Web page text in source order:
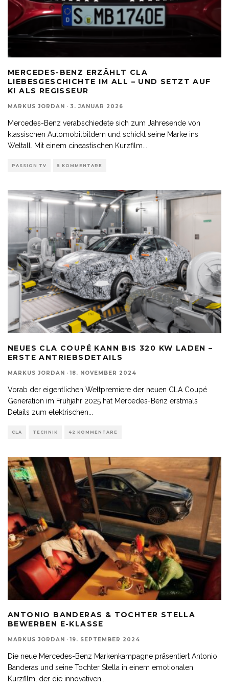
MERCEDES-BENZ ERZÄHLT CLA
LIEBESGESCHICHTE IM ALL – UND SETZT AUF
KI ALS REGISSEUR
MARKUS JORDAN · 3. JANUAR 2026
Mercedes-Benz verabschiedete sich zum Jahresende von
klassischen Automobilbildern und schickt seine Marke ins
Weltall. Mit einem cineastischen Kurzfilm...
PASSION TV 5 KOMMENTARE
NEUES CLA COUPÉ KANN BIS 320 KW LADEN –
ERSTE ANTRIEBSDETAILS
MARKUS JORDAN · 18. NOVEMBER 2024
Vorab der eigentlichen Weltpremiere der neuen CLA Coupé
Generation im Frühjahr 2025 hat Mercedes-Benz erstmals
Details zum elektrischen
CLA TECHNIK 42 KOMMENTARE
ANTONIO BANDERAS & TOCHTER STELLA
BEWERBEN E-KLASSE
MARKUS JORDAN · 19. SEPTEMBER 2024
Die neue Mercedes-Benz Markenkampagne präsentiert Antonio
Banderas und seine Tochter Stella in einem emotionalen
Kurzfilm, der die innovativen